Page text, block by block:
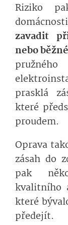
Riziko
zavadit
nebo
prasklá
které
proudem.
Oprava
zásah do
pak
kvalitního
které
předejít.